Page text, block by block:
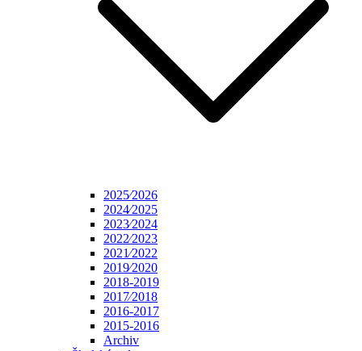
2025⁄2026
2024⁄2025
2023⁄2024
2022⁄2023
2021⁄2022
2019⁄2020
2018-2019
2017⁄2018
2016-2017
2015-2016
Archiv